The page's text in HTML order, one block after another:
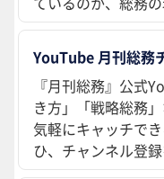
YouTube 月刊総務
『月刊総務』公
き方」「戦略総務
気軽にキャッチで
ひ、チャンネル登